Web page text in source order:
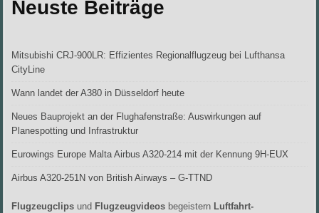
Neuste Beiträge
Mitsubishi CRJ-900LR: Effizientes Regionalflugzeug bei Lufthansa
CityLine
Wann landet der A380 in Düsseldorf heute
Neues Bauprojekt an der Flughafenstraße: Auswirkungen auf
Planespotting und Infrastruktur
Eurowings Europe Malta Airbus A320-214 mit der Kennung 9H-EUX
Airbus A320-251N von British Airways – G-TTND
Flugzeugclips und Flugzeugvideos begeistern Luftfahrt-